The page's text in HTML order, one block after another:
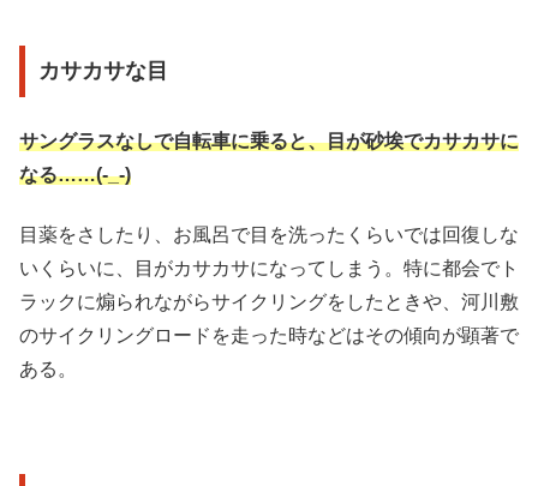
カサカサな目
サングラスなしで自転車に乗ると、目が砂埃でカサカサに
なる……(-_-)
目薬をさしたり、お風呂で目を洗ったくらいでは回復しな
いくらいに、目がカサカサになってしまう。特に都会でト
ラックに煽られながらサイクリングをしたときや、河川敷
のサイクリングロードを走った時などはその傾向が顕著で
ある。